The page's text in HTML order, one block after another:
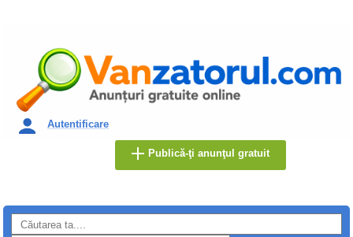
Autentificare
Publică-ţi anunţul gratuit